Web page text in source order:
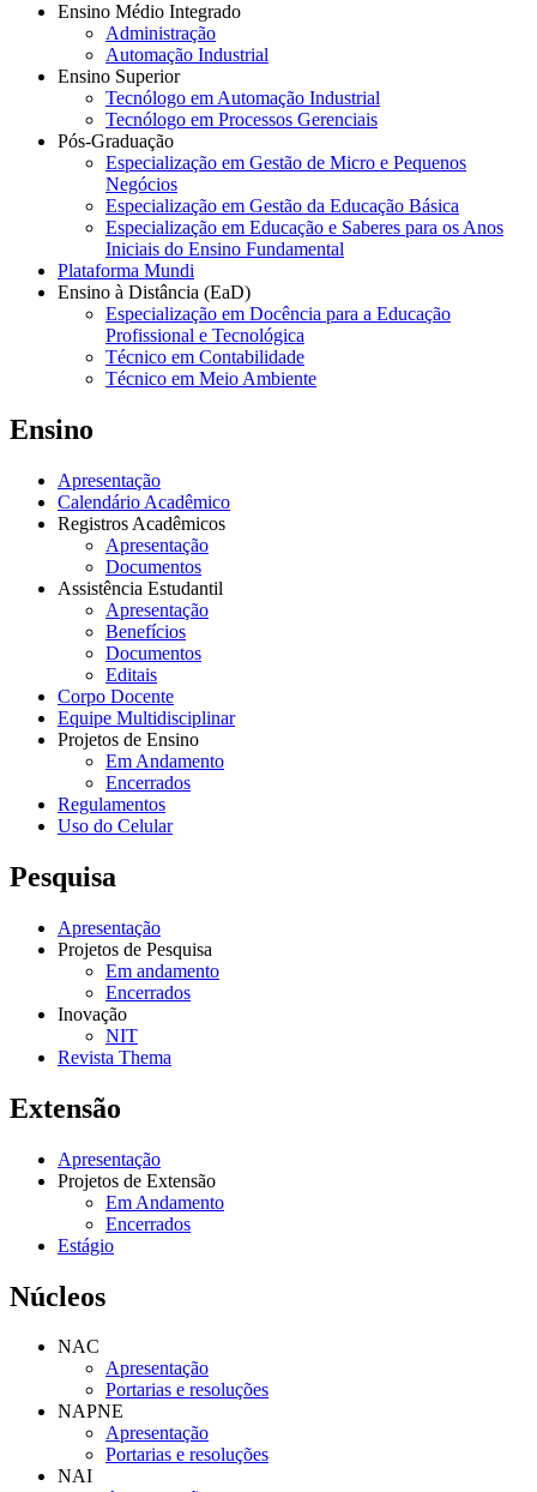
Ensino Médio Integrado
Administração
Automação Industrial
Ensino Superior
Tecnólogo em Automação Industrial
Tecnólogo em Processos Gerenciais
Pós-Graduação
Especialização em Gestão de Micro e Pequenos
Negócios
Especialização em Gestão da Educação Básica
Especialização em Educação e Saberes para os Anos
Iniciais do Ensino Fundamental
Plataforma Mundi
Ensino à Distância (EaD)
Especialização em Docência para a Educação
Profissional e Tecnológica
Técnico em Contabilidade
Técnico em Meio Ambiente
Ensino
Apresentação
Calendário Acadêmico
Registros Acadêmicos
Apresentação
Documentos
Assistência Estudantil
Apresentação
Benefícios
Documentos
Editais
Corpo Docente
Equipe Multidisciplinar
Projetos de Ensino
Em Andamento
Encerrados
Regulamentos
Uso do Celular
Pesquisa
Apresentação
Projetos de Pesquisa
Em andamento
Encerrados
Inovação
NIT
Revista Thema
Extensão
Apresentação
Projetos de Extensão
Em Andamento
Encerrados
Estágio
Núcleos
NAC
Apresentação
Portarias e resoluções
NAPNE
Apresentação
Portarias e resoluções
NAI